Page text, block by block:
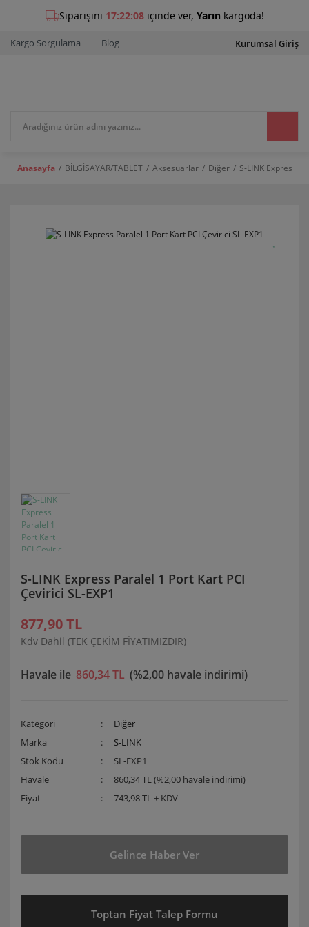
Kargo Sorgulama Blog Kurumsal Giriş
Anasayfa BİLGİSAYAR/TABLET Aksesuarlar Diğer S-LINK Express
S-LINK Express Paralel 1 Port Kart PCI
Çevirici SL-EXP1
877,90 TL
Kdv Dahil (TEK ÇEKİM FİYATIMIZDIR)
Havale ile 860,34 TL (%2,00 havale indirimi)
Kategori
Diğer
Marka
S-LINK
Stok Kodu
SL-EXP1
Havale
860,34 TL (%2,00 havale indirimi)
Fiyat
743,98 TL + KDV
Gelince Haber Ver
Toptan Fiyat Talep Formu